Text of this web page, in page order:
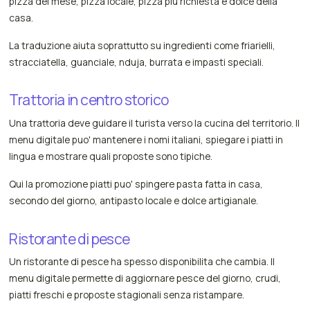
casa.
La traduzione aiuta soprattutto su ingredienti come friarielli,
stracciatella, guanciale, nduja, burrata e impasti speciali.
Trattoria in centro storico
Una trattoria deve guidare il turista verso la cucina del territorio. Il
menu digitale puo' mantenere i nomi italiani, spiegare i piatti in
lingua e mostrare quali proposte sono tipiche.
Qui la promozione piatti puo' spingere pasta fatta in casa,
secondo del giorno, antipasto locale e dolce artigianale.
Ristorante di pesce
Un ristorante di pesce ha spesso disponibilita che cambia. Il
menu digitale permette di aggiornare pesce del giorno, crudi,
piatti freschi e proposte stagionali senza ristampare.